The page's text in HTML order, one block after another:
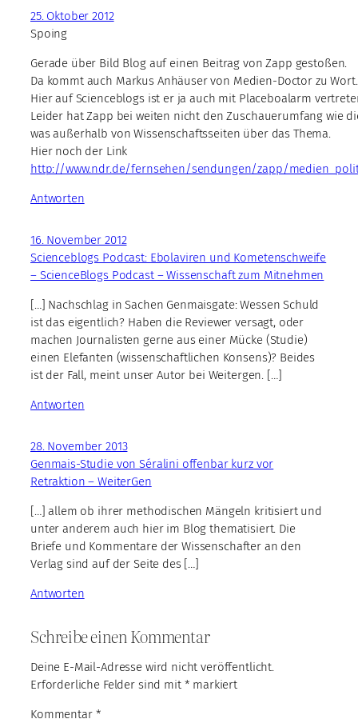
25. Oktober 2012
Spoing
Gerade über Bild Blog auf einen Beitrag von Zapp gestoßen.
Da kommt auch Markus Anhäuser von Medien-Doctor zu Wort.
Hier auf Scienceblogs ist er ja auch mit Placeboalarm
Leider hat Zapp bei weiten nicht den Zuschauerumfang wie
was außerhalb von Wissenschaftsseiten über das Thema.
Hier noch der Link
http://www.ndr.de/fernsehen/sendungen/zapp/
Antworten
16. November 2012
Scienceblogs Podcast: Ebolaviren und Kometenschweife
– ScienceBlogs Podcast – Wissenschaft zum Mitnehmen
[…] Nachschlag in Sachen Genmaisgate: Wessen Schuld
ist das eigentlich? Haben die Reviewer versagt, oder
machen Journalisten gerne aus einer Mücke (Studie)
einen Elefanten (wissenschaftlichen Konsens)? Beides
ist der Fall, meint unser Autor bei Weitergen. […]
Antworten
28. November 2013
Genmais-Studie von Séralini offenbar kurz vor
Retraktion – WeiterGen
[…] allem ob ihrer methodischen Mängeln kritisiert und
unter anderem auch hier im Blog thematisiert. Die
Briefe und Kommentare der Wissenschafter an den
Verlag sind auf der Seite des […]
Antworten
Schreibe einen Kommentar
Deine E-Mail-Adresse wird nicht veröffentlicht.
Erforderliche Felder sind mit * markiert
Kommentar *